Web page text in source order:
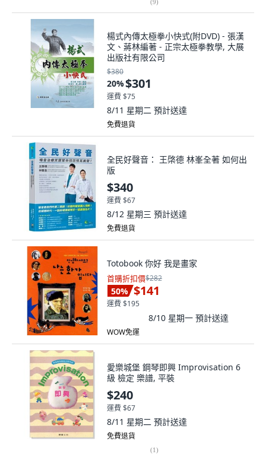
(9)
楊式內傳太極拳小快式(附DVD) - 張漢
文、蔣林編著 - 正宗太極拳教學, 大展
出版社有限公司
$380
20%$301
運費 $75
8/11 星期二 預計送達
免費退貨
全民好聲音： 王棨德 林峯全著 如何出
版
$340
運費 $67
8/12 星期三 預計送達
免費退貨
Totobook 你好 我是畫家
首購折扣價$282
50% $141
運費 $195
8/10 星期一 預計送達
WOW免運
愛樂城堡 鋼琴即興 Improvisation 6
級 檢定 樂譜, 平裝
$240
運費 $67
8/11 星期二 預計送達
免費退貨
(1)